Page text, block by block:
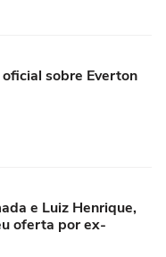
sobre Everton
e Luiz Henrique,
oferta por ex-